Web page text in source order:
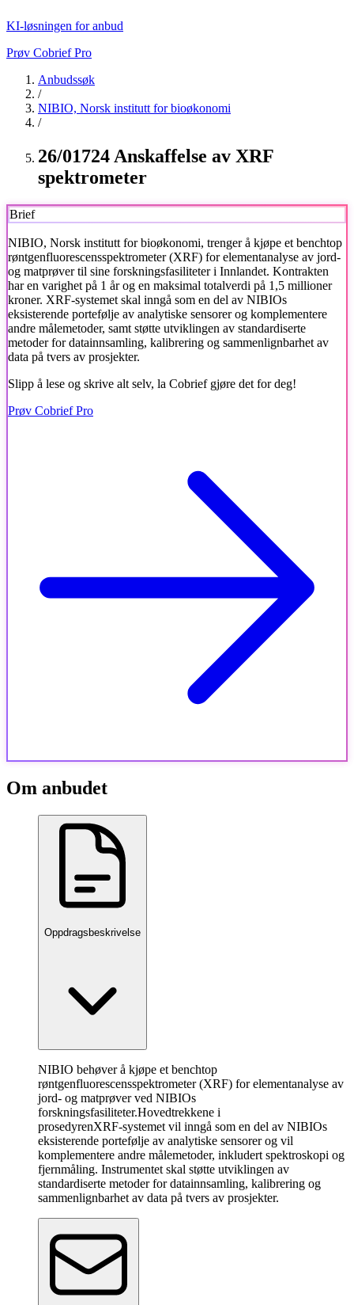
KI-løsningen for anbud
Prøv Cobrief Pro
Anbudssøk
/
NIBIO, Norsk institutt for bioøkonomi
/
26/01724 Anskaffelse av XRF
spektrometer
Brief
NIBIO, Norsk institutt for bioøkonomi, trenger å kjøpe et benchtop
røntgenfluorescensspektrometer (XRF) for elementanalyse av jord-
og matprøver til sine forskningsfasiliteter i Innlandet. Kontrakten
har en varighet på 1 år og en maksimal totalverdi på 1,5 millioner
kroner. XRF-systemet skal inngå som en del av NIBIOs
eksisterende portefølje av analytiske sensorer og komplementere
andre målemetoder, samt støtte utviklingen av standardiserte
metoder for datainnsamling, kalibrering og sammenlignbarhet av
data på tvers av prosjekter.
Slipp å lese og skrive alt selv, la Cobrief gjøre det for deg!
Prøv Cobrief Pro
Om anbudet
Oppdragsbeskrivelse
NIBIO behøver å kjøpe et benchtop
røntgenfluorescensspektrometer (XRF) for elementanalyse av
jord- og matprøver ved NIBIOs
forskningsfasiliteter.Hovedtrekkene i
prosedyrenXRF‑systemet vil inngå som en del av NIBIOs
eksisterende portefølje av analytiske sensorer og vil
komplementere andre målemetoder, inkludert spektroskopi og
fjernmåling. Instrumentet skal støtte utviklingen av
standardiserte metoder for datainnsamling, kalibrering og
sammenlignbarhet av data på tvers av prosjekter.